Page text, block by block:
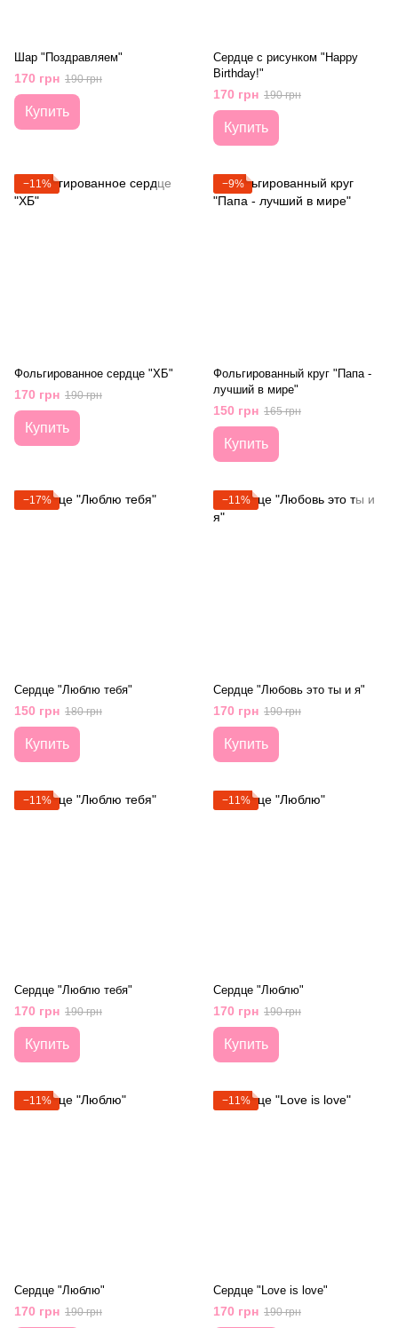
Шар "Поздравляем"
170 грн 190 грн
Купить
Сердце с рисунком "Happy
Birthday!"
170 грн 190 грн
Купить
−11%
Фольгированное сердце "ХБ"
170 грн 190 грн
Купить
−9%
Фольгированный круг "Папа -
лучший в мире"
150 грн 165 грн
Купить
−17%
Сердце "Люблю тебя"
150 грн 180 грн
Купить
−11%
Сердце "Любовь это ты и я"
170 грн 190 грн
Купить
−11%
Сердце "Люблю тебя"
170 грн 190 грн
Купить
−11%
Сердце "Люблю"
170 грн 190 грн
Купить
−11%
Сердце "Люблю"
170 грн 190 грн
−11%
Сердце "Love is love"
170 грн 190 грн